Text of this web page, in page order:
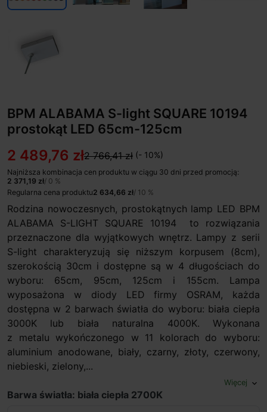
BPM ALABAMA S-light SQUARE 10194
prostokąt LED 65cm-125cm
2 489,76 zł2 766,41 zł (- 10%)
Najniższa kombinacja cen produktu w ciągu 30 dni przed promocją:
2 371,19 zł/ 0 %
Regularna cena produktu2 634,66 zł/ 10 %
Rodzina nowoczesnych, prostokątnych lamp LED BPM
ALABAMA S-LIGHT SQUARE 10194 to rozwiązania
przeznaczone dla wyjątkowych wnętrz. Lampy z serii
S-light charakteryzują się niższym korpusem (8cm),
szerokością 30cm i dostępne są w 4 długościach do
wyboru: 65cm, 95cm, 125cm i 155cm. Lampa
wyposażona w diody LED firmy OSRAM, każda
dostępna w 2 barwach światła do wyboru: biała ciepła
3000K lub biała naturalna 4000K. Wykonana
z metalu wykończonego w 11 kolorach do wyboru:
aluminium anodowane, biały, czarny, złoty, czerwony,
niebieski, zielony,...
Więcej expand_more
Barwa światła: biała ciepła 2700K